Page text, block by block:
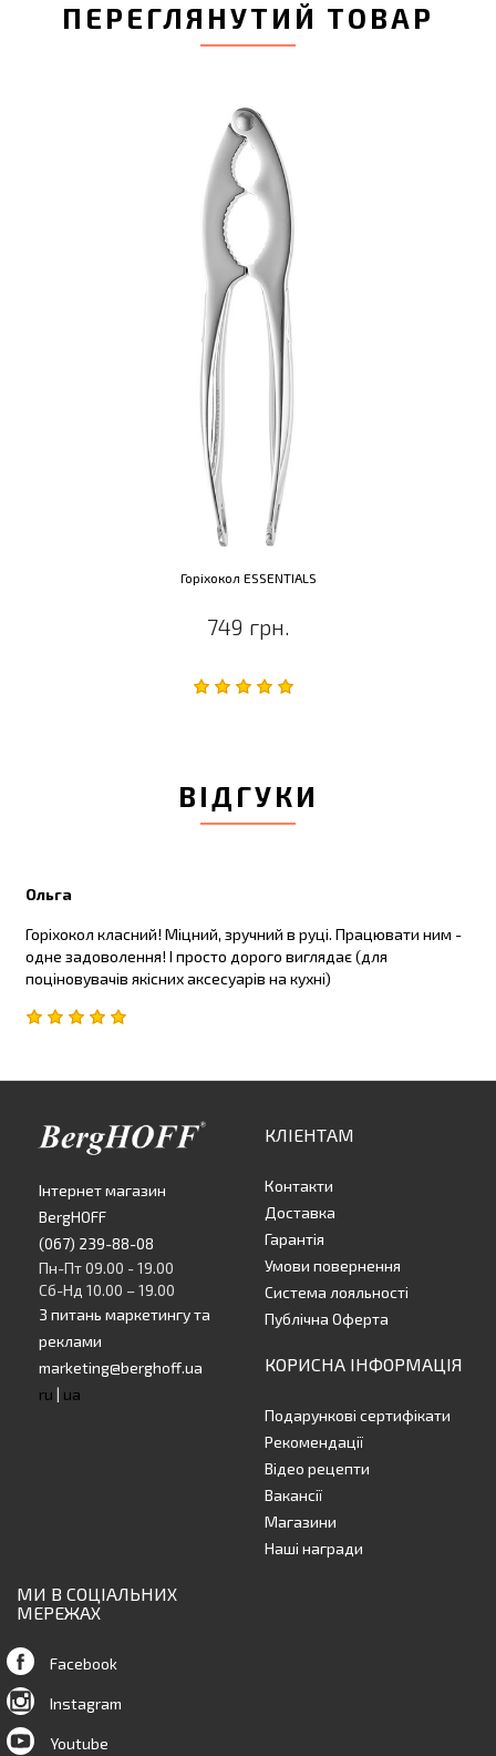
ПЕРЕГЛЯНУТИЙ ТОВАР
Горіхокол ESSENTIALS
749 грн.
ВІДГУКИ
Ольга
Горіхокол класний! Міцний, зручний в руці. Працювати ним -
одне задоволення! І просто дорого виглядає (для
поціновувачів якісних аксесуарів на кухні)
Інтернет магазин
BergHOFF
(067) 239-88-08
Пн-Пт 09.00 - 19.00
Сб-Нд 10.00 – 19.00
З питань маркетингу та
реклами
marketing@berghoff.ua
ru | ua
КЛІЕНТАМ
Контакти
Доставка
Гарантія
Умови повернення
Система лояльності
Публічна Оферта
КОРИСНА ІНФОРМАЦІЯ
Подарункові сертифікати
Рекомендації
Відео рецепти
Вакансії
Магазини
Наші награди
МИ В СОЦІАЛЬНИХ
МЕРЕЖАХ
Facebook
Instagram
Youtube